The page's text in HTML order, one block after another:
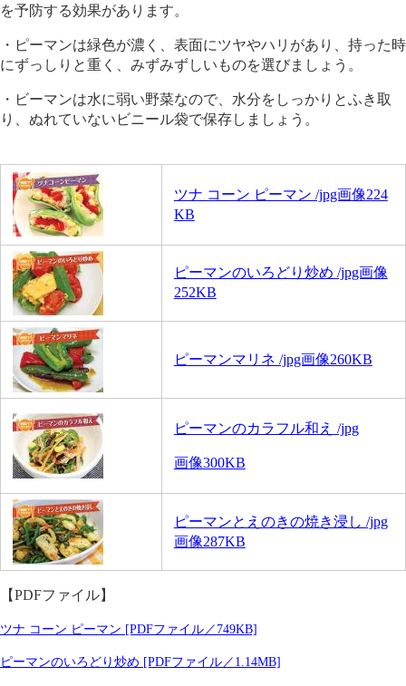
を予防する効果があります。
・ピーマンは緑色が濃く、表面にツヤやハリがあり、持った時
にずっしりと重く、みずみずしいものを選びましょう。
・ビーマンは水に弱い野菜なので、水分をしっかりとふき取
り、ぬれていないビニール袋で保存しましょう。
ツナ コーン ピーマン /jpg画像224
KB
ピーマンのいろどり炒め /jpg画像
252KB
ピーマンマリネ /jpg画像260KB
ピーマンのカラフル和え /jpg
画像300KB
ピーマンとえのきの焼き浸し /jpg
画像287KB
【PDFファイル】
ツナ コーン ピーマン [PDFファイル／749KB]
ピーマンのいろどり炒め [PDFファイル／1.14MB]